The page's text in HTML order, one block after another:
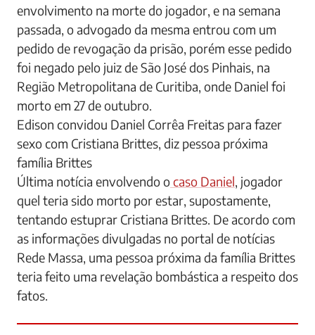
envolvimento na morte do jogador, e na semana
passada, o advogado da mesma entrou com um
pedido de revogação da prisão, porém esse pedido
foi negado pelo juiz de São José dos Pinhais, na
Região Metropolitana de Curitiba, onde Daniel foi
morto em 27 de outubro.
Edison convidou Daniel Corrêa Freitas para fazer
sexo com Cristiana Brittes, diz pessoa próxima
família Brittes
Última notícia envolvendo ocaso Daniel , jogador
quel teria sido morto por estar, supostamente,
tentando estuprar Cristiana Brittes. De acordo com
as informações divulgadas no portal de notícias
Rede Massa, uma pessoa próxima da família Brittes
teria feito uma revelação bombástica a respeito dos
fatos.